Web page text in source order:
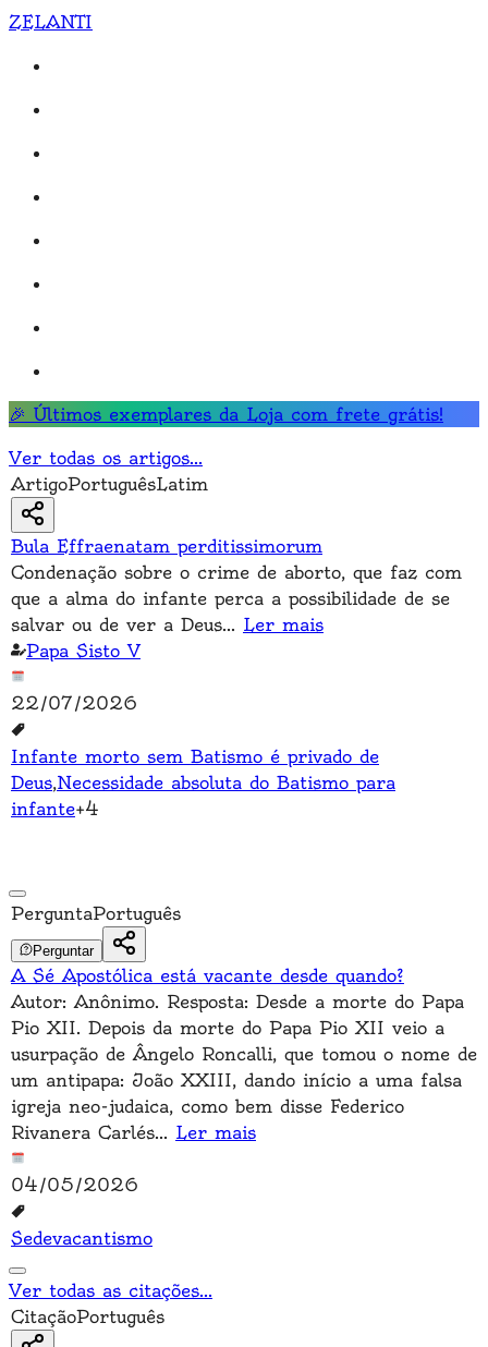
ZELANTI
🎉 Últimos exemplares da Loja com frete grátis!
Ver todas os artigos...
ArtigoPortuguêsLatim
Bula Effraenatam perditissimorum
Condenação sobre o crime de aborto, que faz com
que a alma do infante perca a possibilidade de se
salvar ou de ver a Deus... Ler mais
Papa Sisto V
22/07/2026
Infante morto sem Batismo é privado de
Deus,Necessidade absoluta do Batismo para
infante+4
PerguntaPortuguês
Perguntar
A Sé Apostólica está vacante desde quando?
Autor: Anônimo. Resposta: Desde a morte do Papa
Pio XII. Depois da morte do Papa Pio XII veio a
usurpação de Ângelo Roncalli, que tomou o nome de
um antipapa: João XXIII, dando início a uma falsa
igreja neo-judaica, como bem disse Federico
Rivanera Carlés... Ler mais
04/05/2026
Sedevacantismo
Ver todas as citações...
CitaçãoPortuguês